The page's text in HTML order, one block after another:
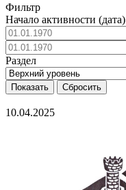
Фильтр
Начало активности (дата)
Раздел
10.04.2025